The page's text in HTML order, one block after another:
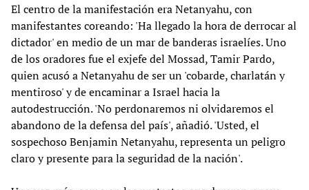
El centro de la manifestación era Netanyahu, con
manifestantes coreando: 'Ha llegado la hora de derrocar al
dictador' en medio de un mar de banderas israelíes. Uno
de los oradores fue el exjefe del Mossad, Tamir Pardo,
quien acusó a Netanyahu de ser un 'cobarde, charlatán y
mentiroso' y de encaminar a Israel hacia la
autodestrucción. 'No perdonaremos ni olvidaremos el
abandono de la defensa del país', añadió. 'Usted, el
sospechoso Benjamin Netanyahu, representa un peligro
claro y presente para la seguridad de la nación'.